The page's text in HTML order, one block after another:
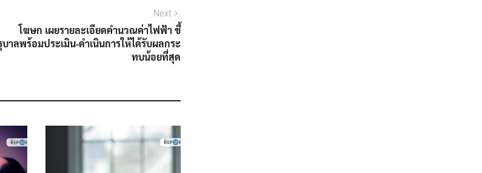
Next
post:
โฆษก เผยรายละเอียดคำนวณค่าไฟฟ้า ชี้
บาลพร้อมประเมิน-ดำเนินการให้ได้รับผลกระ
ทบน้อยที่สุด